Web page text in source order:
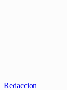
Redaccion